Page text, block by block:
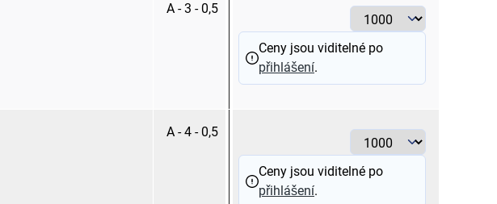
A - 3 - 0,5
Ceny jsou viditelné po
přihlášení.
A - 4 - 0,5
Ceny jsou viditelné po
přihlášení.